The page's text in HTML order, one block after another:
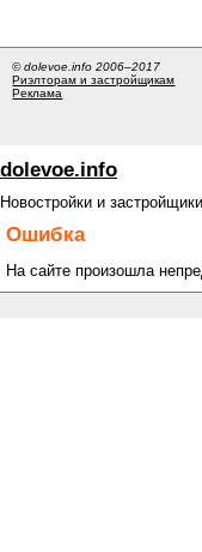
© dolevoe.info 2006–2017
Риэлторам и застройщикам
Реклама
dolevoe.info
Новостройки и
Ошибка
На сайте произошла